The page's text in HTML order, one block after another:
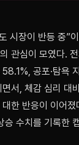
시장이 반등 중”
관심이 모였다.
공포·탐욕
서, 체감 심리 대
한 반응이 이어
승 수치를 기록한